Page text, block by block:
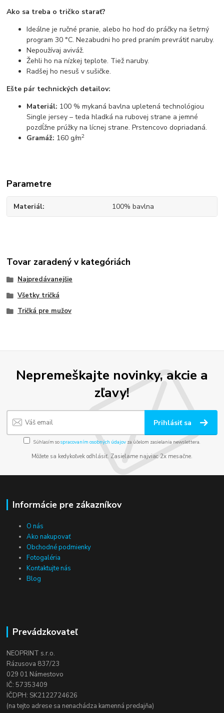
Ako sa treba o tričko starať?
Ideálne je ručné pranie, alebo ho hoď do práčky na šetrný
program 30 °C. Nezabudni ho pred praním prevrátiť naruby.
Nepoužívaj aviváž.
Žehli ho na nízkej teplote. Tiež naruby.
Radšej ho nesuš v sušičke.
Ešte pár technických detailov:
Materiál: 100 % mykaná bavlna upletená technológiou
Single jersey – teda hladká na rubovej strane a jemné
pozdĺžne prúžky na lícnej strane. Prstencovo dopriadaná.
Gramáž: 160 g/m2
Parametre
Materiál 100% bavlna
Tovar zaradený v kategóriách
Najpredávanejšie
Všetky tričká
Tričká pre mužov
Nepremeškajte novinky, akcie a
zľavy!
Prihlásiť sa
Súhlasím sospracovaním osobných údajov za účelom zasielania newslettera.
Môžete sa kedykoľvek odhlásiť. Zasielame najviac 2x mesačne.
Informácie pre zákazníkov
O nás
Ako nakupovať
Obchodné podmienky
Fotogaléria
Kontaktujte nás
Blog
Prevádzkovateľ
NEOPRINT s.r.o.
Rázusova 837/23
029 01 Námestovo
IČ: 57353409
IČDPH: SK2122724626
(na tejto adrese sa nenachádza kamenná predajňa)